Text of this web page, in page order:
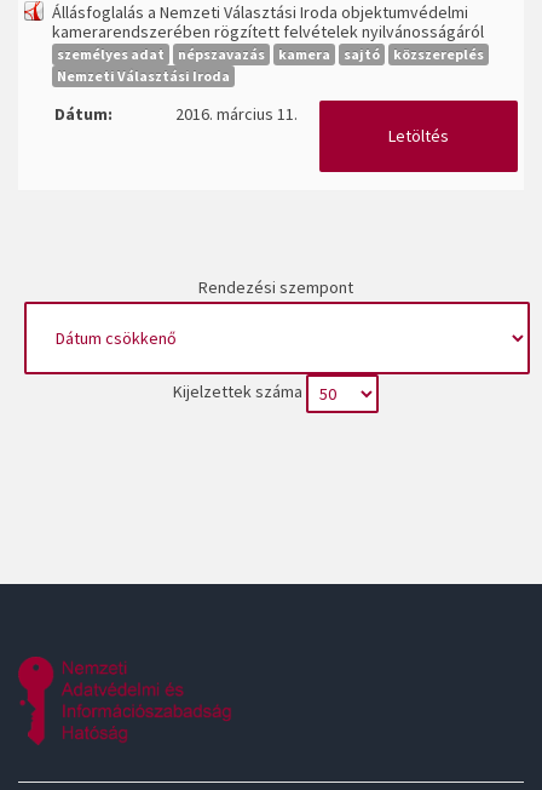
Állásfoglalás a Nemzeti Választási Iroda objektumvédelmi
kamerarendszerében rögzített felvételek nyilvánosságáról
személyes adat népszavazás kamera sajtó
közszereplés
Nemzeti Választási Iroda
Dátum:
2016. március 11.
Letöltés
Rendezési szempont
Kijelzettek száma